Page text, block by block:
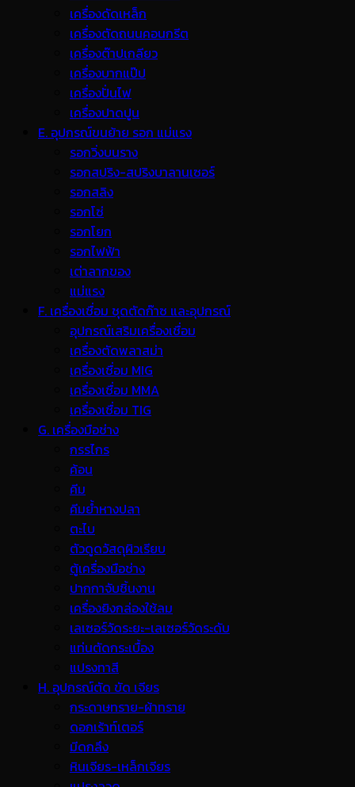
เครื่องดัดเหล็ก
เครื่องตัดถนนคอนกรีต
เครื่องต๊าปเกลียว
เครื่องบากแป๊ป
เครื่องปั่นไฟ
เครื่องปาดปูน
E. อุปกรณ์ขนย้าย รอก แม่แรง
รอกวิ่งบนราง
รอกสปริง-สปริงบาลานเซอร์
รอกสลิง
รอกโซ่
รอกโยก
รอกไฟฟ้า
เต่าลากของ
แม่แรง
F. เครื่องเชื่อม ชุดตัดก๊าซ และอุปกรณ์
อุปกรณ์เสริมเครื่องเชื่อม
เครื่องตัดพลาสม่า
เครื่องเชื่อม MIG
เครื่องเชื่อม MMA
เครื่องเชื่อม TIG
G. เครื่องมือช่าง
กรรไกร
ค้อน
คีม
คีมย้ำหางปลา
ตะไบ
ตัวดูดวัสดุผิวเรียบ
ตู้เครื่องมือช่าง
ปากกาจับชิ้นงาน
เครื่องยิงกล่องใช้ลม
เลเซอร์วัดระยะ-เลเซอร์วัดระดับ
แท่นตัดกระเบื้อง
แปรงทาสี
H. อุปกรณ์ตัด ขัด เจียร
กระดาษทราย-ผ้าทราย
ดอกเร้าท์เตอร์
มีดกลึง
หินเจียร-เหล็กเจียร